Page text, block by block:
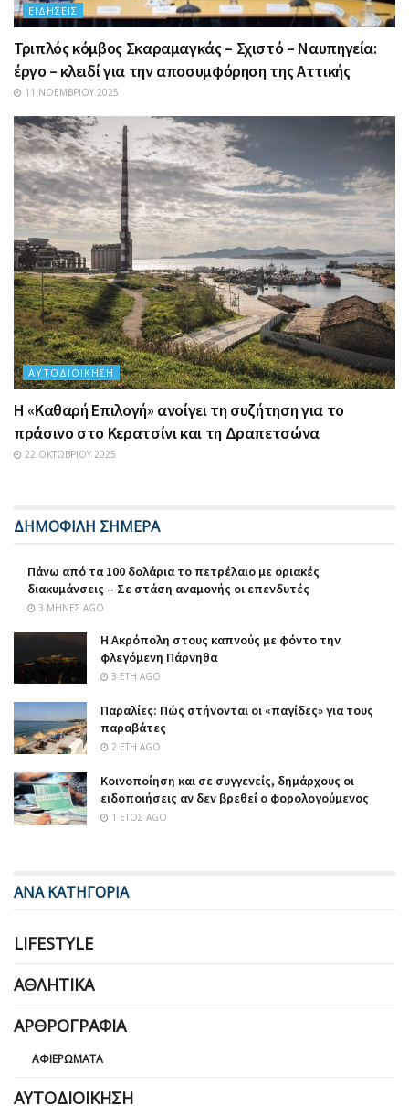
ΕΙΔΉΣΕΙΣ
Τριπλός κόμβος Σκαραμαγκάς – Σχιστό – Ναυπηγεία:
έργο – κλειδί για την αποσυμφόρηση της Αττικής
11 ΝΟΕΜΒΡΊΟΥ 2025
ΑΥΤΟΔΙΟΊΚΗΣΗ
Η «Καθαρή Επιλογή» ανοίγει τη συζήτηση για το
πράσινο στο Κερατσίνι και τη Δραπετσώνα
22 ΟΚΤΩΒΡΊΟΥ 2025
ΔΗΜΟΦΙΛΗ ΣΗΜΕΡΑ
Πάνω από τα 100 δολάρια το πετρέλαιο με οριακές
διακυμάνσεις – Σε στάση αναμονής οι επενδυτές
3 ΜΉΝΕΣ AGO
Η Ακρόπολη στους καπνούς με φόντο την
φλεγόμενη Πάρνηθα
3 ΈΤΗ AGO
Παραλίες: Πώς στήνονται οι «παγίδες» για τους
παραβάτες
2 ΈΤΗ AGO
Κοινοποίηση και σε συγγενείς, δημάρχους οι
ειδοποιήσεις αν δεν βρεθεί ο φορολογούμενος
1 ΈΤΟΣ AGO
ΑΝΑ ΚΑΤΗΓΟΡΙΑ
LIFESTYLE
ΑΘΛΗΤΙΚΆ
ΑΡΘΡΟΓΡΑΦΊΑ
ΑΦΙΕΡΏΜΑΤΑ
ΑΥΤΟΔΙΟΊΚΗΣΗ